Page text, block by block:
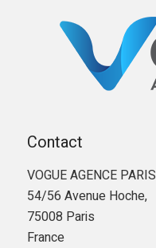
Contact
VOGUE AGENCE PARIS
54/56 Avenue Hoche,
75008 Paris
France